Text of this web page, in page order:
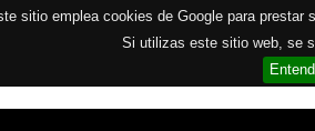
sitio emplea cookies de Google para
Si utilizas este sitio web, se